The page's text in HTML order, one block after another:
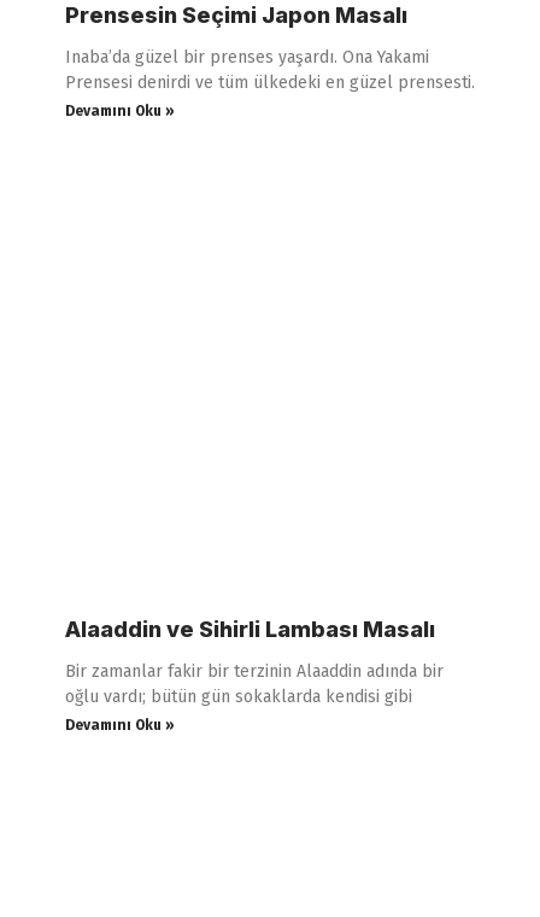
Prensesin Seçimi Japon Masalı
Inaba’da güzel bir prenses yaşardı. Ona Yakami
Prensesi denirdi ve tüm ülkedeki en güzel prensesti.
Devamını Oku »
Alaaddin ve Sihirli Lambası Masalı
Bir zamanlar fakir bir terzinin Alaaddin adında bir
oğlu vardı; bütün gün sokaklarda kendisi gibi
Devamını Oku »